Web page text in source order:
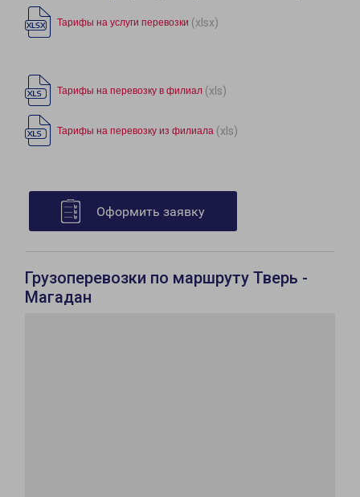
Тарифы на услуги перевозки (xlsx)
Тарифы на перевозку в филиал (xls)
Тарифы на перевозку из филиала (xls)
Оформить заявку
Грузоперевозки по маршруту Тверь -
Магадан